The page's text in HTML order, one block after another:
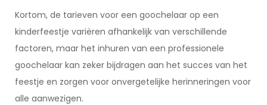
Kortom, de tarieven voor een goochelaar op een
kinderfeestje variëren afhankelijk van verschillende
factoren, maar het inhuren van een professionele
goochelaar kan zeker bijdragen aan het succes van het
feestje en zorgen voor onvergetelijke herinneringen voor
alle aanwezigen.